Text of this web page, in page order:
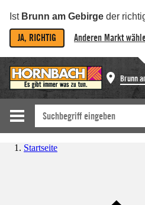
Ist Brunn am Gebirge der
JA, RICHTIG Anderen Markt
Brunn
Startseite